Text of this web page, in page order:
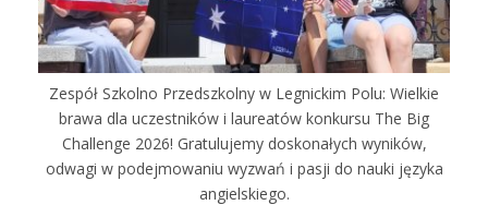
Zespół Szkolno Przedszkolny w Legnickim Polu: Wielkie
brawa dla uczestników i laureatów konkursu The Big
Challenge 2026! Gratulujemy doskonałych wyników,
odwagi w podejmowaniu wyzwań i pasji do nauki języka
angielskiego.